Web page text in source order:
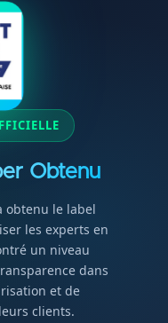
Obtenu
obtenu le label
les experts en
un niveau
dans
et de
clients.